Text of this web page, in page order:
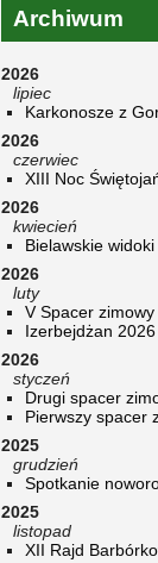
Archiwum
2026
lipiec
Karkonosze z
2026
czerwiec
XIII Noc
2026
kwiecień
Bielawskie widoki
2026
luty
V Spacer zimowy
Izerbejdżan
2026
styczeń
Drugi spacer
Pierwszy spacer
2025
grudzień
Spotkanie
2025
listopad
XII Rajd